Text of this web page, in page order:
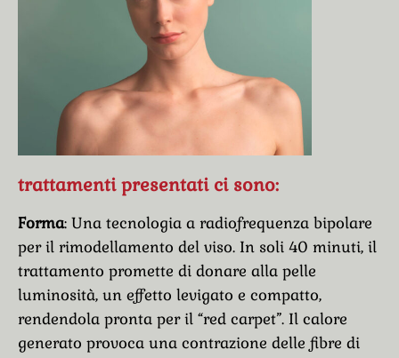
trattamenti presentati ci sono:
Forma: Una tecnologia a radiofrequenza bipolare
per il rimodellamento del viso. In soli 40 minuti, il
trattamento promette di donare alla pelle
luminosità, un effetto levigato e compatto,
rendendola pronta per il “red carpet”. Il calore
generato provoca una contrazione delle fibre di